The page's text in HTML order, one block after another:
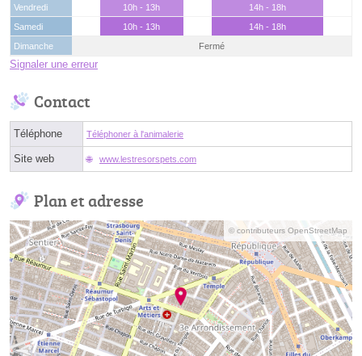
Vendredi
10h - 13h
14h - 18h
Samedi
10h - 13h
14h - 18h
Dimanche
Fermé
Signaler une erreur
Contact
Téléphone Téléphoner à l'animalerie
Site web www.lestresorspets.com
Plan et adresse
© contributeurs OpenStreetMap